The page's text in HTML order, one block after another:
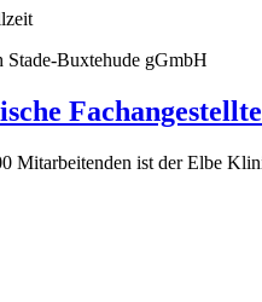
Buxtehude gGmbH
Mitarbeitenden ist der Elbe